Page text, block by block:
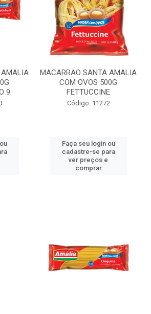
AMALIA
9
MACARRAO SANTA AMALIA
COM OVOS 500G
FETTUCCINE
Código: 11272
Faça seu login ou
cadastre-se para
ver preços e
comprar